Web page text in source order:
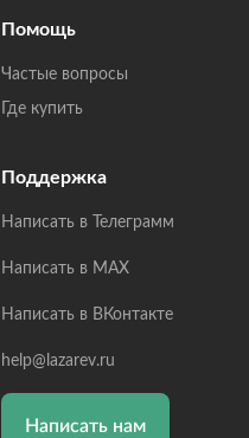
Помощь
Частые вопросы
Где купить
Поддержка
Написать в Телеграмм
Написать в MAX
Написать в ВКонтакте
help@lazarev.ru
Написать нам